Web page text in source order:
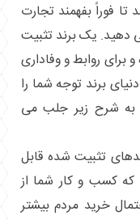
فوراً بفهمند تجارت
دهید. یک برند تثبیت
برای روابط و وفاداری
برند توجه شما را
به شرح زیر جلب می
تثبیت شده قابل
که کسب و کار شما از
خرید مردم بیشتر